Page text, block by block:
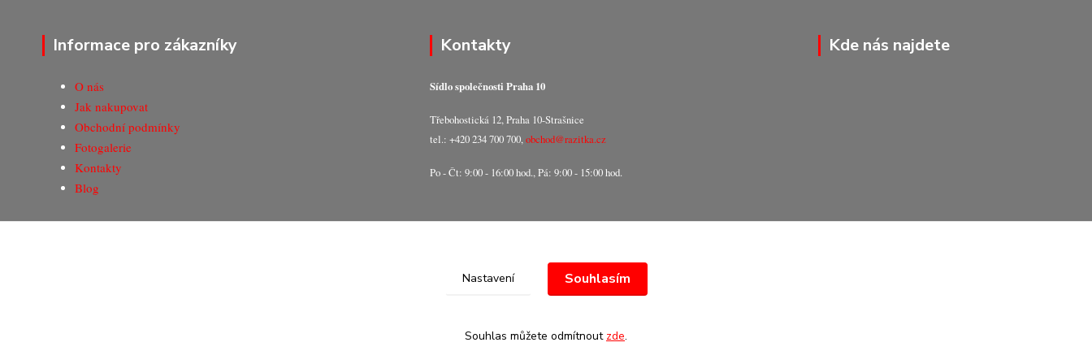
Informace pro zákazníky
O nás
Jak nakupovat
Obchodní podmínky
Fotogalerie
Kontakty
Blog
Kontakty
Sídlo společnosti Praha 10
Třebohostická 12, Praha 10-Strašnice
tel.: +420 234 700 700,obchod@razitka.cz
Po - Čt: 9:00 - 16:00 hod., Pá: 9:00 - 15:00 hod.
Kde nás najdete
Nastavení Souhlasím
Souhlas můžete odmítnout zde.